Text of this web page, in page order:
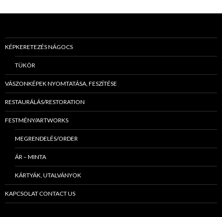
KÉPKERETEZÉS NÁGOCS
TÜKÖR
VÁSZONKÉPEK NYOMTATÁSA, FESZÍTÉSE
RESTAURÁLÁS/RESTORATION
FESTMÉNY/ARTWORKS
MEGRENDELÉS/ORDER
ÁR – MINTA
KÁRTYÁK, UTALVÁNYOK
KAPCSOLAT CONTACT US